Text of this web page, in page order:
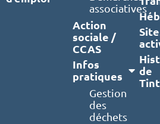
associatives
Action
sociale /
CCAS
Infos
pratiques
Gestion
des
déchets
de